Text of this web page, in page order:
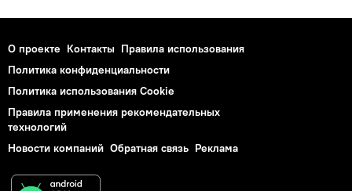
О проекте Контакты Правила использования
Политика конфиденциальности
Политика использования Cookie
Правила применения рекомендательных
технологий
Новости компаний Обратная связь Реклама